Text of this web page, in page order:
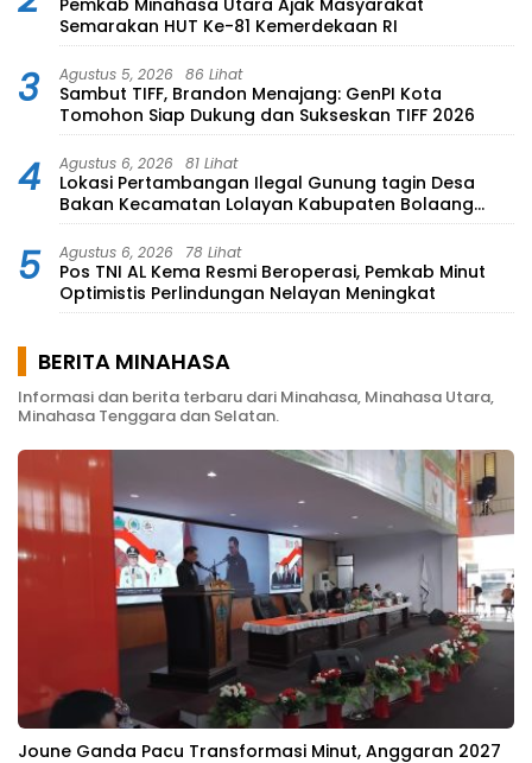
Semarakan HUT Ke-81 Kemerdekaan RI
3 Agustus 5, 2026 86 Lihat
Sambut TIFF, Brandon Menajang: ​GenPI Kota
Tomohon Siap Dukung dan Sukseskan TIFF 2026
4 Agustus 6, 2026 81 Lihat
Lokasi Pertambangan Ilegal Gunung tagin Desa
Bakan Kecamatan Lolayan Kabupaten Bolaang
Mongondow di perkebunan Lolotut Target
Bareskrim TIPEDTER MABES POLRI
5 Agustus 6, 2026 78 Lihat
Pos TNI AL Kema Resmi Beroperasi, Pemkab Minut
Optimistis Perlindungan Nelayan Meningkat
BERITA MINAHASA
Informasi dan berita terbaru dari Minahasa, Minahasa Utara,
Minahasa Tenggara dan Selatan.
Joune Ganda Pacu Transformasi Minut, Anggaran 2027